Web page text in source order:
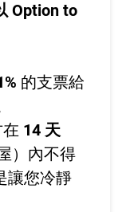
Option to
的支票給
14 天
）內不得
讓您冷靜